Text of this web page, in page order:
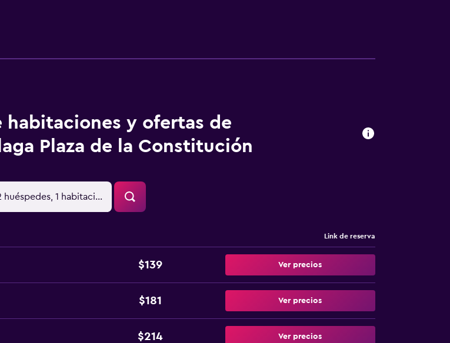
lugares de interés turístico y restaurantes. Museo de Málaga y Catedral de
habitaciones y ofertas de
Plaza de la Constitución
huéspedes, 1 habitación
Link de reserva
$139 Ver precios
$181 Ver precios
$214 Ver precios